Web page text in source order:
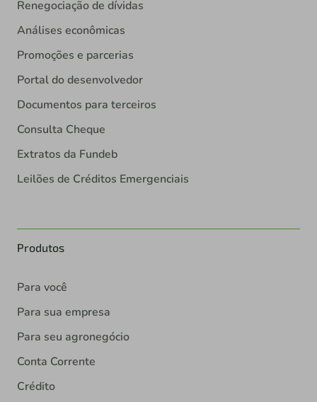
Renegociação de dívidas
Análises econômicas
Promoções e parcerias
Portal do desenvolvedor
Documentos para terceiros
Consulta Cheque
Extratos da Fundeb
Leilões de Créditos Emergenciais
Produtos
Para você
Para sua empresa
Para seu agronegócio
Conta Corrente
Crédito